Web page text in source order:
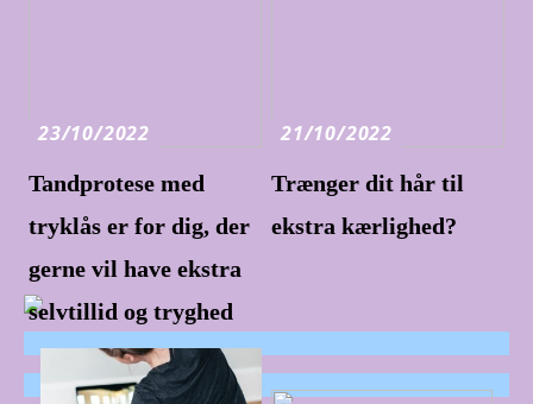
23/10/2022
Tandprotese med
tryklås er for dig, der
gerne vil have ekstra
selvtillid og tryghed
21/10/2022
Trænger dit hår til
ekstra kærlighed?